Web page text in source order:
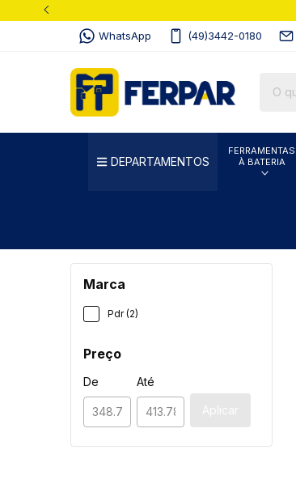
WhatsApp (49)3442-0180
DEPARTAMENTOS
FERRAMENTAS
À BATERIA
Marca
Pdr (2)
Preço
De Até
Aplicar